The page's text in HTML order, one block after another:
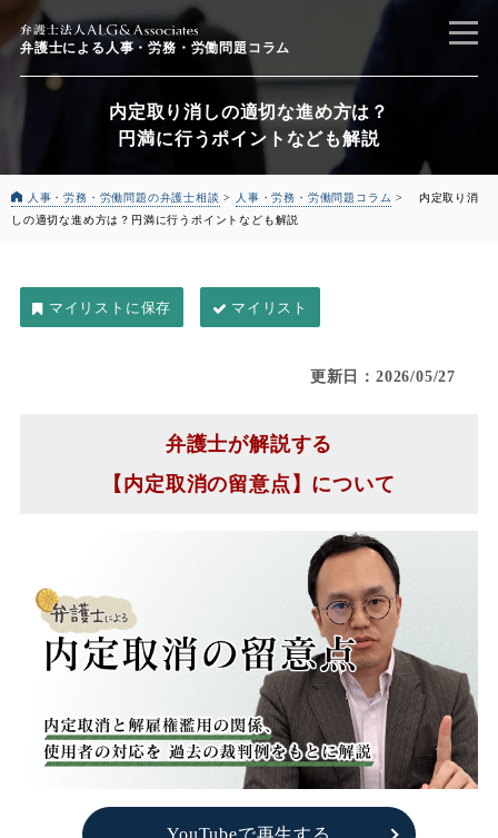
弁護士による 人事・労務・労働問題コラム
内定取り消しの適切な進め方は？
円満に行うポイントなども解説
人事・労務・労働問題の弁護士相談 > 人事・労務・労働問題コラム >
内定取り消
しの適切な進め方は？ 円満に行うポイントなども解説
マイリスト
更新日：2026/05/27
弁護士が解説する
【内定取消の留意点】について
YouTubeで再生する